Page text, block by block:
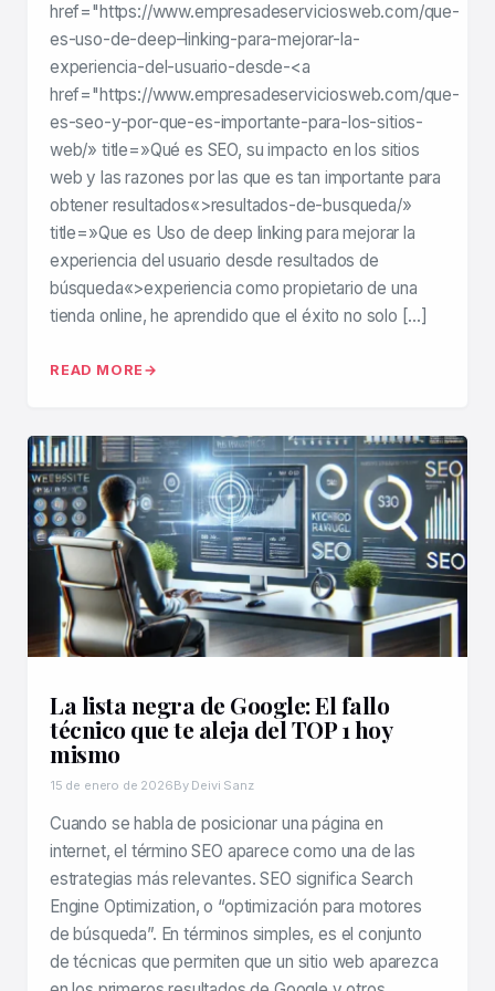
href="https://www.empresadeserviciosweb.com/que-
es-uso-de-deep–linking-para-mejorar-la-
experiencia-del-usuario-desde-<a
href="https://www.empresadeserviciosweb.com/que-
es-seo-y-por-que-es-importante-para-los-sitios-
web/» title=»Qué es SEO, su impacto en los sitios
web y las razones por las que es tan importante para
obtener resultados«>resultados-de-busqueda/»
title=»Que es Uso de deep linking para mejorar la
experiencia del usuario desde resultados de
búsqueda«>experiencia como propietario de una
tienda online, he aprendido que el éxito no solo […]
READ MORE
La lista negra de Google: El fallo
técnico que te aleja del TOP 1 hoy
mismo
15 de enero de 2026By Deivi Sanz
Cuando se habla de posicionar una página en
internet, el término SEO aparece como una de las
estrategias más relevantes. SEO significa Search
Engine Optimization, o “optimización para motores
de búsqueda”. En términos simples, es el conjunto
de técnicas que permiten que un sitio web aparezca